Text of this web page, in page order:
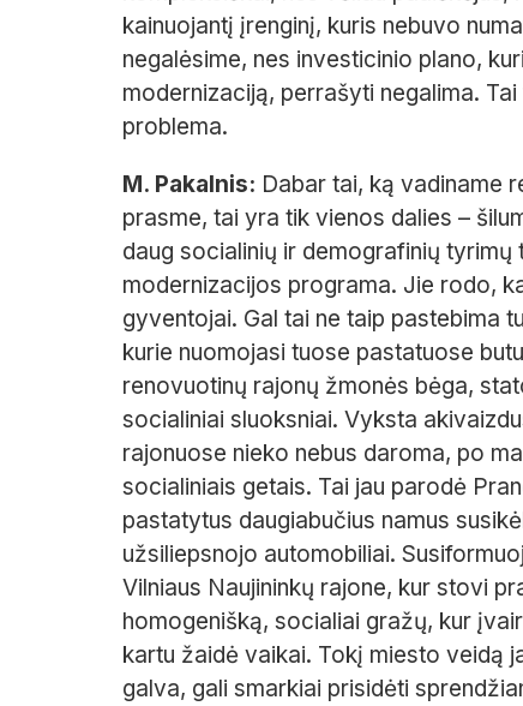
kainuojantį įrenginį, kuris nebuvo
negalėsime, nes investicinio plano,
modernizaciją, perrašyti negalima.
problema.
M. Pakalnis: Dabar tai, ką vadiname
prasme, tai yra tik vienos dalies –
daug socialinių ir demografinių
modernizacijos programa. Jie rodo,
gyventojai. Gal tai ne taip pastebima
kurie nuomojasi tuose pastatuose
renovuotinų rajonų žmonės bėga,
socialiniai sluoksniai. Vyksta
rajonuose nieko nebus daroma, po
socialiniais getais. Tai jau parodė
pastatytus daugiabučius namus
užsiliepsnojo automobiliai.
Vilniaus Naujininkų rajone, kur stovi
homogenišką, socialiai gražų, kur
kartu žaidė vaikai. Tokį miesto veidą
galva, gali smarkiai prisidėti